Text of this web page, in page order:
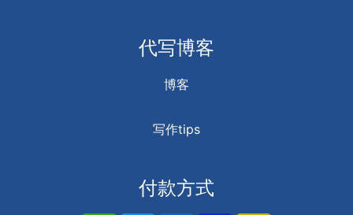
代写博客
博客
写作tips
付款方式